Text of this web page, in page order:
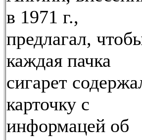
в 1971 г.,
предлагал,
каждая пачка
сигарет
карточку с
информацей об